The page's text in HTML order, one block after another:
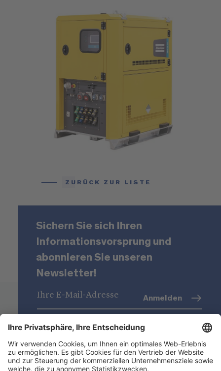
ZURÜCK ZUR LISTE
Sichern Sie sich Ihren
Informationsvorsprung und
abonnieren Sie unseren
Newsletter!
Datenschutz (Info)
Anmelden